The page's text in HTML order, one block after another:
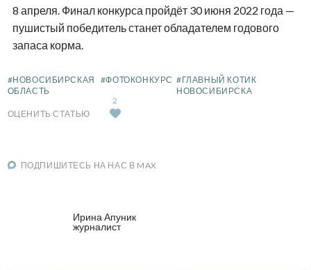
8 апреля. Финал конкурса пройдёт 30 июня 2022 года —
пушистый победитель станет обладателем годового
запаса корма.
#НОВОСИБИРСКАЯ
ОБЛАСТЬ
#ФОТОКОНКУРС #ГЛАВНЫЙ КОТИК
НОВОСИБИРСКА
ОЦЕНИТЬ СТАТЬЮ
2
ПОДПИШИТЕСЬ НА НАС В MAX
Ирина Апуник
журналист